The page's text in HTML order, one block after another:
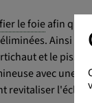
le foieafin qu'il
Ainsi le
et le
avec une
revitaliser l'éclat